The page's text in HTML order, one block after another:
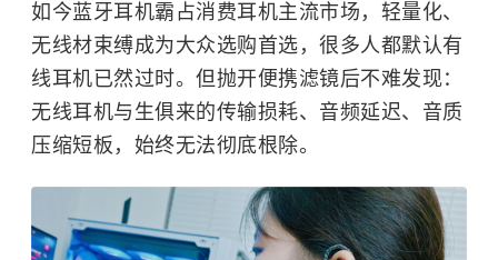
如今蓝牙耳机霸占消费耳机主流市场，轻量化、
无线材束缚成为大众选购首选，很多人都默认有
线耳机已然过时。但抛开便携滤镜后不难发现：
无线耳机与生俱来的传输损耗、音频延迟、音质
压缩短板，始终无法彻底根除。